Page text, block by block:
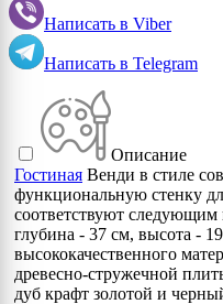
Написать в Viber
Написать в Telegram
Описание
Гостиная Венди в стиле
функциональную стенку
соответствуют следующим
глубина - 37 см, высота -
высококачественного
древесно-стружечной
дуб крафт золотой и